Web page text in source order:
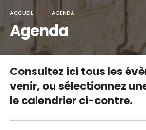
ACCUEIL AGENDA
Agenda
Consultez ici tous les
venir,ou sélectionnez
le calendrier ci-contre.